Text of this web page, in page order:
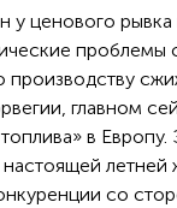
у ценового
проблемы
производству
главном
в
летней
со